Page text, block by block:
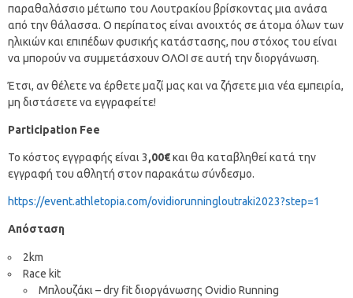
παραθαλάσσιο μέτωπο του Λουτρακίου βρίσκοντας μια ανάσα
από την θάλασσα. Ο περίπατος είναι ανοιχτός σε άτομα όλων των
ηλικιών και επιπέδων φυσικής κατάστασης, που στόχος του είναι
να μπορούν να συμμετάσχουν ΟΛΟΙ σε αυτή την διοργάνωση.
Έτσι, αν θέλετε να έρθετε μαζί μας και να ζήσετε μια νέα εμπειρία,
μη διστάσετε να εγγραφείτε!
Participation Fee
Το κόστος εγγραφής είναι 3,00€και θα καταβληθεί κατά την
εγγραφή του αθλητή στον παρακάτω σύνδεσμο.
https://event.athletopia.com/ovidiorunningloutraki2023?step=1
Απόσταση
2km
Race kit
Μπλουζάκι – dry fit διοργάνωσης Ovidio Running